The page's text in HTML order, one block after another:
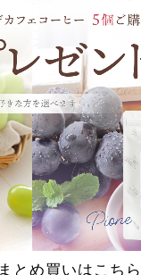
とめ買いはこちら